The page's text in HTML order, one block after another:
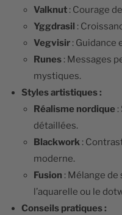
Valknut : Courage
Yggdrasil :
Vegvisir : Guidance
Runes : Messages
mystiques.
Styles artistiques :
Réalisme nordique
détaillées.
Blackwork :
moderne.
Fusion : Mélange
l’aquarelle ou le
Conseils pratiques :